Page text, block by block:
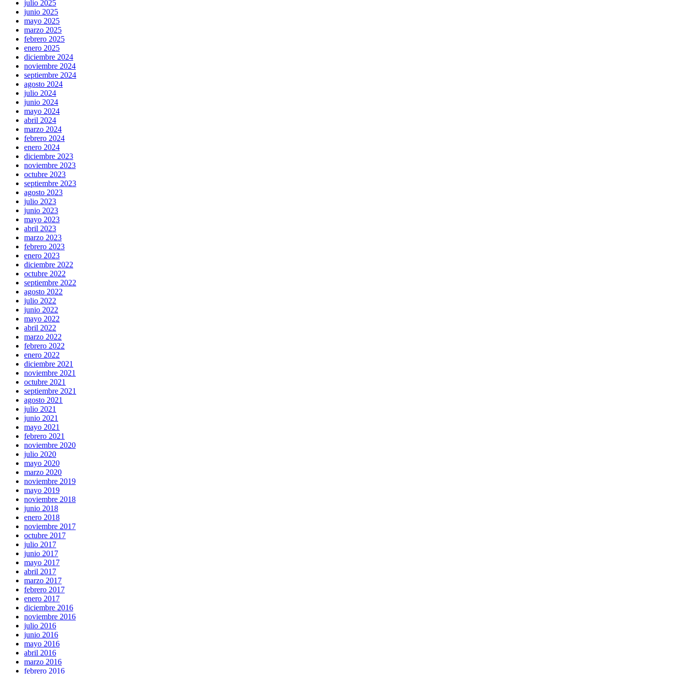
julio 2025
junio 2025
mayo 2025
marzo 2025
febrero 2025
enero 2025
diciembre 2024
noviembre 2024
septiembre 2024
agosto 2024
julio 2024
junio 2024
mayo 2024
abril 2024
marzo 2024
febrero 2024
enero 2024
diciembre 2023
noviembre 2023
octubre 2023
septiembre 2023
agosto 2023
julio 2023
junio 2023
mayo 2023
abril 2023
marzo 2023
febrero 2023
enero 2023
diciembre 2022
octubre 2022
septiembre 2022
agosto 2022
julio 2022
junio 2022
mayo 2022
abril 2022
marzo 2022
febrero 2022
enero 2022
diciembre 2021
noviembre 2021
octubre 2021
septiembre 2021
agosto 2021
julio 2021
junio 2021
mayo 2021
febrero 2021
noviembre 2020
julio 2020
mayo 2020
marzo 2020
noviembre 2019
mayo 2019
noviembre 2018
junio 2018
enero 2018
noviembre 2017
octubre 2017
julio 2017
junio 2017
mayo 2017
abril 2017
marzo 2017
febrero 2017
enero 2017
diciembre 2016
noviembre 2016
julio 2016
junio 2016
mayo 2016
abril 2016
marzo 2016
febrero 2016